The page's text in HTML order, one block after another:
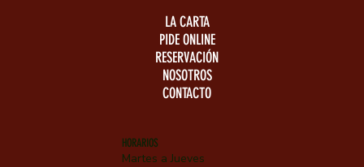
LA CARTA
PIDE ONLINE
RESERVACIÓN
NOSOTROS
CONTACTO
HORARIOS
Martes a Jueves